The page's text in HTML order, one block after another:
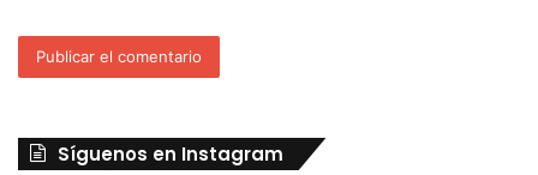
Síguenos en Instagram